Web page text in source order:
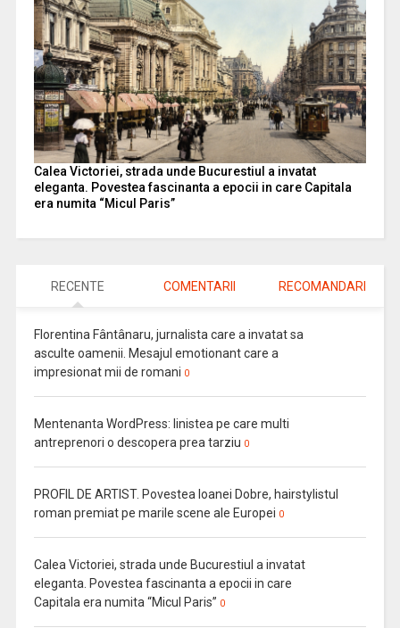
Calea Victoriei, strada unde Bucurestiul a invatat
eleganta. Povestea fascinanta a epocii in care Capitala
era numita “Micul Paris”
RECENTE COMENTARII RECOMANDARI
Florentina Fântânaru, jurnalista care a invatat sa
asculte oamenii. Mesajul emotionant care a
impresionat mii de romani 0
Mentenanta WordPress: linistea pe care multi
antreprenori o descopera prea tarziu 0
PROFIL DE ARTIST. Povestea Ioanei Dobre, hairstylistul
roman premiat pe marile scene ale Europei 0
Calea Victoriei, strada unde Bucurestiul a invatat
eleganta. Povestea fascinanta a epocii in care
Capitala era numita “Micul Paris” 0